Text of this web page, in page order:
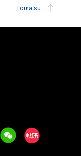
Torna su
WeechatXiaohongshu/